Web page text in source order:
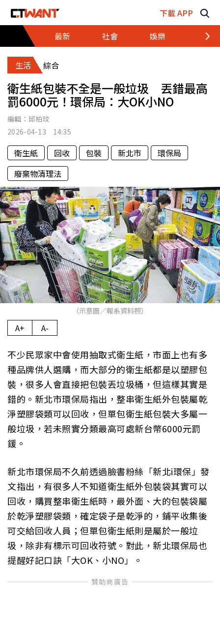
下載 APP
最新
社會 娛樂 財經
生活 綜合
衛生紙包裝不全是一般垃圾 丟錯最高
罰6000元！環保局：大OK小NO
編輯： 邱柏玟
2026-04-13 14:35
衛生紙 回收 包裝 新北市
環保局
廢棄物清理法
（示意圖／報系資料照）
A+ A-
不少民眾家中會使用抽取式衛生紙，市面上也有多
種品牌供人選購，而大部分的衛生紙都是以塑膠包
裝，很多人會直接把包裝丟垃圾桶，但這樣其實是
錯的。新北市環保局指出，整串衛生紙外包裝屬乾
淨塑膠袋類可以回收，但單包衛生紙包裝大多屬一
般垃圾，若未照實分類最高可處新台幣6000元罰
鍰。
新北市環保局不久前透過臉書粉絲「新北i環保」發
文指出，有很多人不知道衛生紙外包裝袋其實可以
回收，購買整串衛生紙時，最外面、大的包裝袋屬
於乾淨塑膠袋類，確定袋子是乾淨的，鋪平收集後
可交給回收人員；但單包衛生紙則是屬於一般垃
圾，除非有標示可回收符號。對此，新北環保局也
提醒好記口訣「大OK、小NO」。